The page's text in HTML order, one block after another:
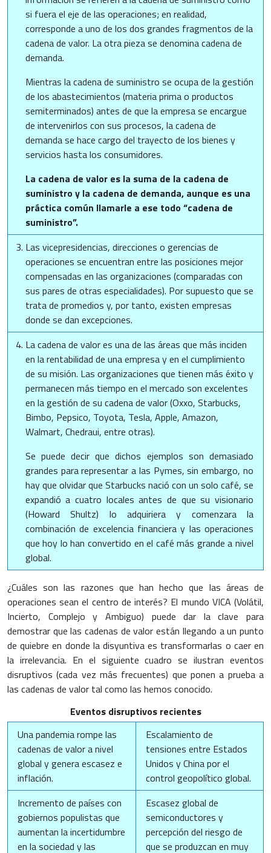
si fuera el eje de las operaciones; en realidad,
corresponde a uno de los dos grandes fragmentos de la
cadena de valor. La otra pieza se denomina cadena de
demanda.
Mientras la cadena de suministro se ocupa de la gestión
de los abastecimientos (materia prima o productos
semiterminados) antes de que la empresa se encargue
de intervenirlos con sus procesos, la cadena de
demanda se hace cargo del trayecto de los bienes y
servicios hasta los consumidores.
La cadena de valor es la suma de la cadena de
suministro y la cadena de demanda, aunque es una
práctica común llamarle a ese todo “cadena de
suministro”.
Las vicepresidencias, direcciones o gerencias de
operaciones se encuentran entre las posiciones mejor
compensadas en las organizaciones (comparadas con
sus pares de otras especialidades). Por supuesto que se
trata de promedios y, por tanto, existen empresas
donde se dan excepciones.
La cadena de valor es una de las áreas que más inciden
en la rentabilidad de una empresa y en el cumplimiento
de su misión. Las organizaciones que tienen más éxito y
permanecen más tiempo en el mercado son excelentes
en la gestión de su cadena de valor (Oxxo, Starbucks,
Bimbo, Pepsico, Toyota, Tesla, Apple, Amazon,
Walmart, Chedraui, entre otras).
Se puede decir que dichos ejemplos son demasiado
grandes para representar a las Pymes, sin embargo, no
hay que olvidar que Starbucks nació con un solo café, se
expandió a cuatro locales antes de que su visionario
(Howard Shultz) lo adquiriera y comenzara la
combinación de excelencia financiera y las operaciones
que hoy lo han convertido en el café más grande a nivel
global.
¿Cuáles son las razones que han hecho que las áreas de
operaciones sean el centro de interés? El mundo VICA (Volátil,
Incierto, Complejo y Ambiguo) puede dar la clave para
demostrar que las cadenas de valor están llegando a un punto
de quiebre en donde la disyuntiva es transformarlas o caer en
la irrelevancia. En el siguiente cuadro se ilustran eventos
disruptivos (cada vez más frecuentes) que ponen a prueba a
las cadenas de valor tal como las hemos conocido.
Eventos disruptivos recientes
Una pandemia rompe las
cadenas de valor a nivel
global y genera escasez e
inflación.
Escalamiento de
tensiones entre Estados
Unidos y China por el
control geopolítico global.
Incremento de países con
gobiernos populistas que
aumentan la incertidumbre
en la sociedad y las
Escasez global de
semiconductores y
percepción del riesgo de
que se produzcan en muy